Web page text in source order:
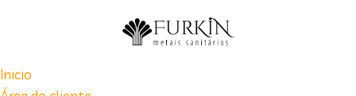
Inicio